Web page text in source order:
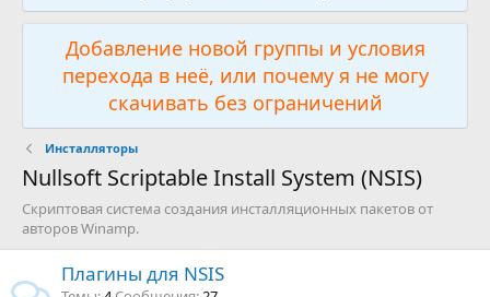
Добавление новой группы и условия
перехода в неё, или почему я не могу
скачивать без ограничений
Инсталляторы
Nullsoft Scriptable Install System (NSIS)
Скриптовая система создания инсталляционных пакетов от
авторов Winamp.
Плагины для NSIS